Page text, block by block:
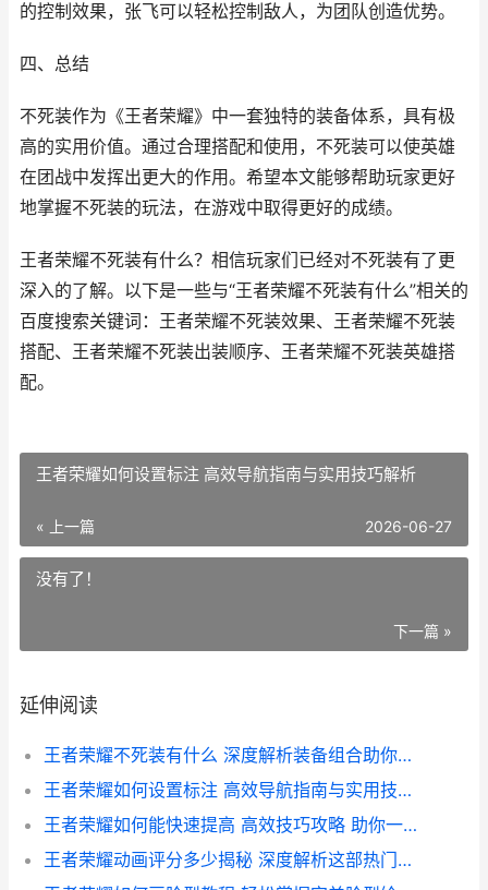
的控制效果，张飞可以轻松控制敌人，为团队创造优势。
四、总结
不死装作为《王者荣耀》中一套独特的装备体系，具有极
高的实用价值。通过合理搭配和使用，不死装可以使英雄
在团战中发挥出更大的作用。希望本文能够帮助玩家更好
地掌握不死装的玩法，在游戏中取得更好的成绩。
王者荣耀不死装有什么？相信玩家们已经对不死装有了更
深入的了解。以下是一些与“王者荣耀不死装有什么”相关的
百度搜索关键词：王者荣耀不死装效果、王者荣耀不死装
搭配、王者荣耀不死装出装顺序、王者荣耀不死装英雄搭
配。
王者荣耀如何设置标注 高效导航指南与实用技巧解析
« 上一篇 2026-06-27
没有了！
下一篇 »
延伸阅读
王者荣耀不死装有什么 深度解析装备组合助你战场常胜不败
王者荣耀如何设置标注 高效导航指南与实用技巧解析
王者荣耀如何能快速提高 高效技巧攻略 助你一跃成为战场高手
王者荣耀动画评分多少揭秘 深度解析这部热门游戏的视觉盛宴